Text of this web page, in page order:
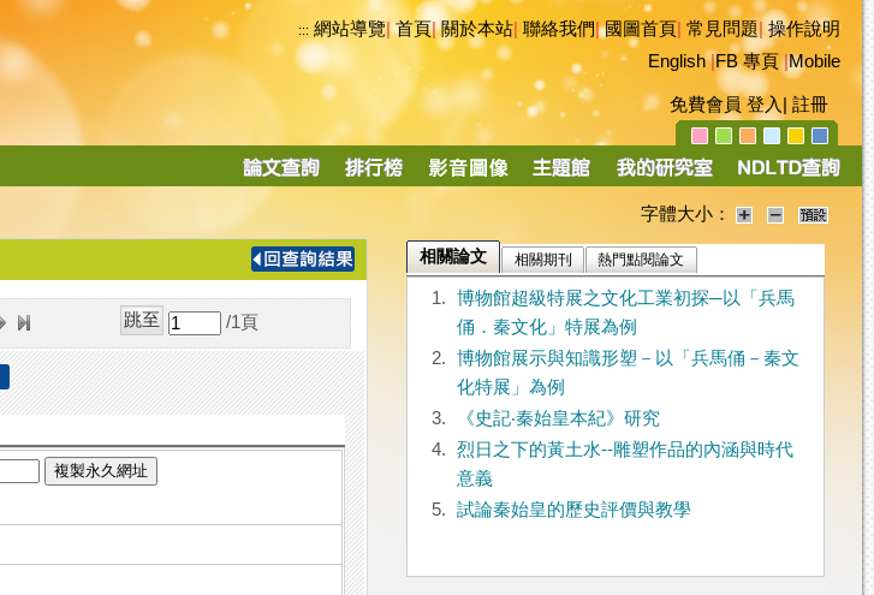
::: 網站導覽|首頁|關於本站 聯絡我們|國圖首頁 常見問題|操作說明
English|FB 專頁|Mobile
免費會員 登入 註冊
導
字體大小：
/1 頁
複製永久網址
相關論文 相關期刊 熱門點閱論文
1.
博物館超級特展之文化工業初探─以「兵馬
俑．秦文化」特展為例
2.
博物館展示與知識形塑－以「兵馬俑－秦文
化特展」為例
3.
《史記‧秦始皇本紀》研究
4.
烈日之下的黃土水--雕塑作品的內涵與時代
意義
5.
試論秦始皇的歷史評價與教學